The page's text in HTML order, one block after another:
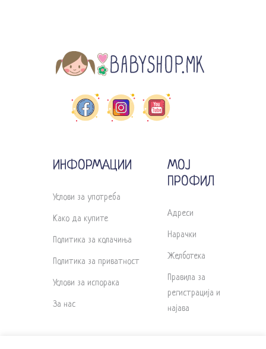
ИНФОРМАЦИИ
Услови за употреба
Како да купите
Политика за колачиња
Политика за приватност
Услови за испорака
За нас
МОЈ
ПРОФИЛ
Адреси
Нарачки
Желботека
Правила за
регистрација и
најава